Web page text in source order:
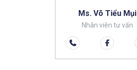
Ms. Võ Tiểu Mụi
Nhân viên tư vấn